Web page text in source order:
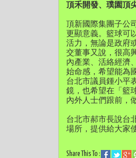
頂禾開發、璞園頂
頂新國際集團子公
更顯意義。籃球可
活力，無論是政府
交董事又說，很高
內產業、活絡經濟
始命感，希望能為
台北市議員鍾小平
鏡，也希望在「籃
內外人士們跟前，
台北市郝市長說台
場所，提供給大家
Share This To :